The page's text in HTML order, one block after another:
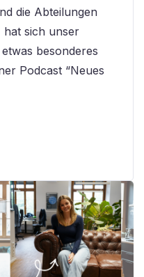
die Abteilungen
hat sich unser
besonderes
Podcast “Neues